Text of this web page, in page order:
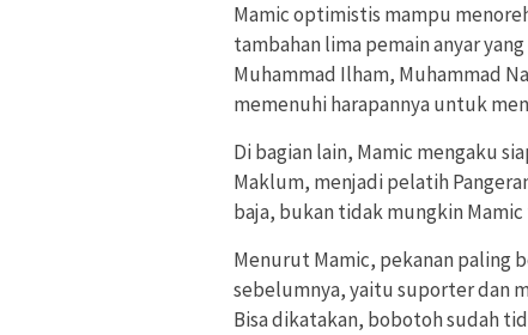
Mamic optimistis mampu
tambahan lima pemain anyar
Muhammad Ilham, Muhammad
memenuhi harapannya untuk
Di bagian lain, Mamic mengaku
Maklum, menjadi pelatih
baja, bukan tidak mungkin
Menurut Mamic, pekanan paling
sebelumnya, yaitu suporter dan
Bisa dikatakan, bobotoh sudah